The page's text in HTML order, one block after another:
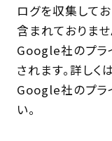
ログを収集して
含まれておりま
Google社のプラ
されます。詳し
Google社のプラ
い。